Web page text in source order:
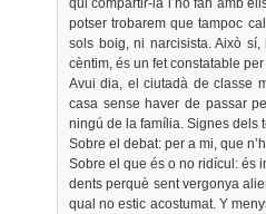
qui compartir-la i ho fan amb
potser trobarem que tampoc
sols boig, ni narcisista. Això
cèntim, és un fet constatable
Avui dia, el ciutadà de classe
casa sense haver de passar
ningú de la família. Signes dels
Sobre el debat: per a mi, que
Sobre el que és o no ridícul: és
dents perquè sent vergonya
qual no estic acostumat. Y